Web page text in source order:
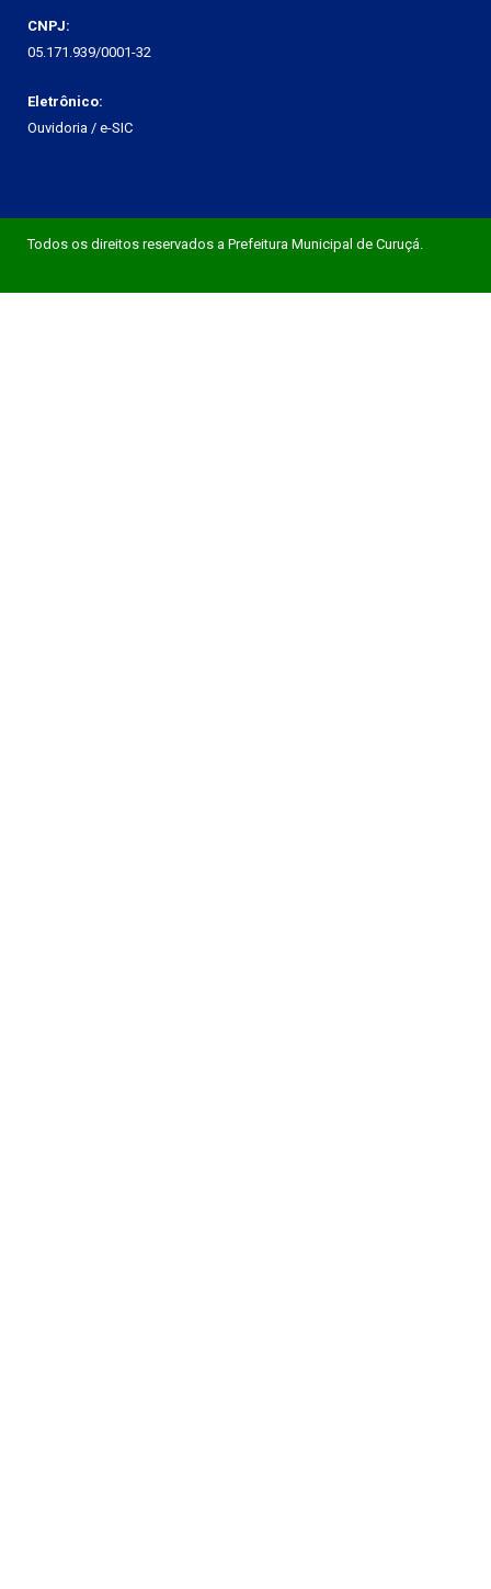
CNPJ:
05.171.939/0001-32
Eletrônico:
Ouvidoria / e-SIC
Todos os direitos reservados a Prefeitura Municipal de Curuçá.